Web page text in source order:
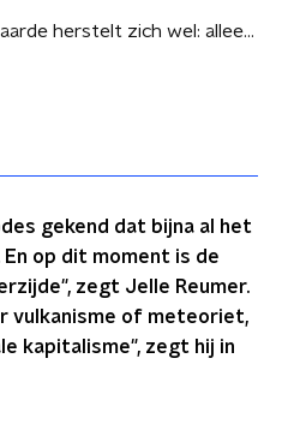
Rustig maar, de aarde herstelt zich wel: alleen maken wij het niet meer mee
gekend dat bijna al het
op dit moment is de
zegt Jelle Reumer.
vulkanisme of meteoriet,
kapitalisme", zegt hij in